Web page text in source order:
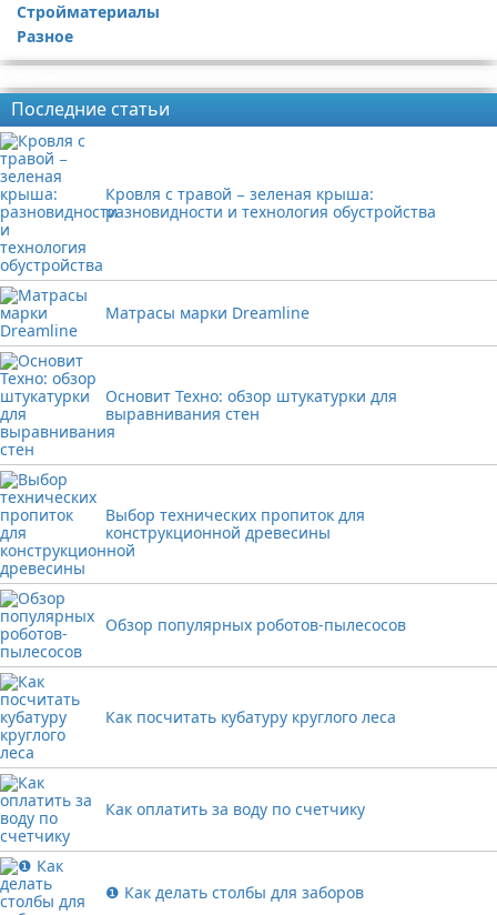
Стройматериалы
Разное
Последние статьи
Кровля с травой − зеленая крыша:
разновидности и технология обустройства
Матрасы марки Dreamline
Основит Техно: обзор штукатурки для
выравнивания стен
Выбор технических пропиток для
конструкционной древесины
Обзор популярных роботов-пылесосов
Как посчитать кубатуру круглого леса
Как оплатить за воду по счетчику
❶ Как делать столбы для заборов